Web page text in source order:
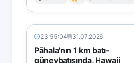
23:55:04 31.07.2026
Pāhala'nın 1 km batı-
güneybatısında, Hawaii